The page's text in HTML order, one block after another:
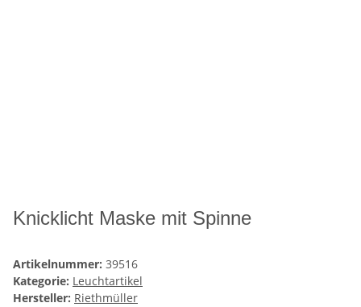
Knicklicht Maske mit Spinne
Artikelnummer: 39516
Kategorie: Leuchtartikel
Hersteller: Riethmüller